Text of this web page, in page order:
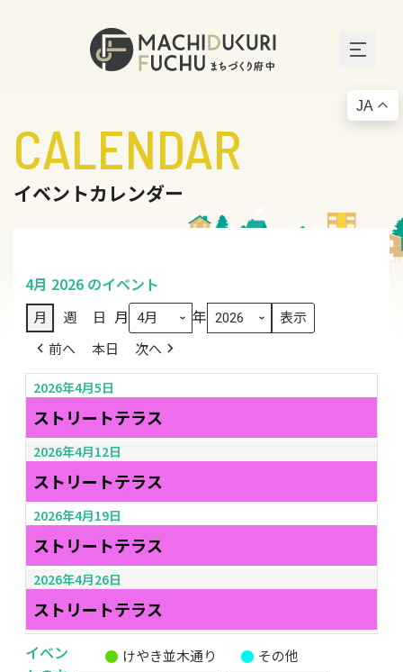
CALENDAR
イベントカレンダー
4月 2026 のイベント
月 週 日 月 年
前へ 本日 次へ
2026年4月5日
ストリートテラス
2026年4月12日
ストリートテラス
2026年4月19日
ストリートテラス
2026年4月26日
ストリートテラス
イベン
けやき並木通り
その他
JA